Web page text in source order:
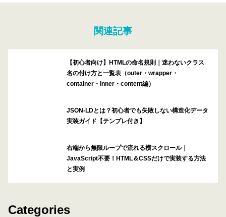
関連記事
【初心者向け】HTMLの命名規則｜迷わないクラス
名の付け方と一覧表（outer・wrapper・
container・inner・content編）
JSON-LDとは？初心者でも失敗しない構造化データ
実装ガイド【テンプレ付き】
右端から無限ループで流れる横スクロール｜
JavaScript不要！HTML＆CSSだけで実装する方法
と実例
Categories